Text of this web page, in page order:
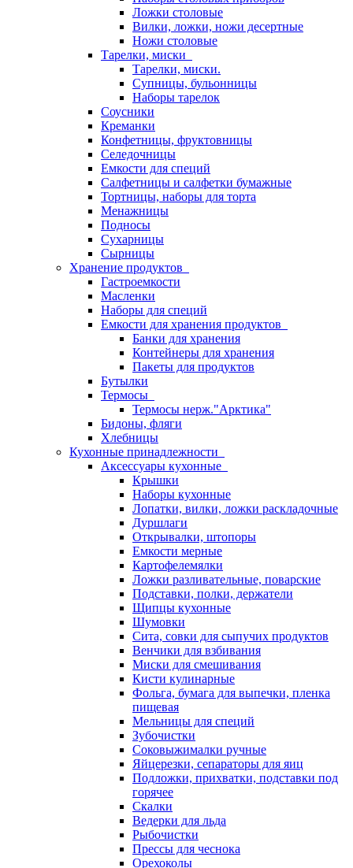
Ложки столовые
Вилки, ложки, ножи десертные
Ножи столовые
Тарелки, миски
Тарелки, миски.
Супницы, бульонницы
Наборы тарелок
Соусники
Креманки
Конфетницы, фруктовницы
Селедочницы
Емкости для специй
Салфетницы и салфетки бумажные
Тортницы, наборы для торта
Менажницы
Подносы
Сухарницы
Сырницы
Хранение продуктов
Гастроемкости
Масленки
Наборы для специй
Емкости для хранения продуктов
Банки для хранения
Контейнеры для хранения
Пакеты для продуктов
Бутылки
Термосы
Термосы нерж."Арктика"
Бидоны, фляги
Хлебницы
Кухонные принадлежности
Аксессуары кухонные
Крышки
Наборы кухонные
Лопатки, вилки, ложки раскладочные
Дуршлаги
Открывалки, штопоры
Емкости мерные
Картофелемялки
Ложки разливательные, поварские
Подставки, полки, держатели
Щипцы кухонные
Шумовки
Сита, совки для сыпучих продуктов
Венчики для взбивания
Миски для смешивания
Кисти кулинарные
Фольга, бумага для выпечки, пленка
пищевая
Мельницы для специй
Зубочистки
Соковыжималки ручные
Яйцерезки, сепараторы для яиц
Подложки, прихватки, подставки под
горячее
Скалки
Ведерки для льда
Рыбочистки
Прессы для чеснока
Орехоколы